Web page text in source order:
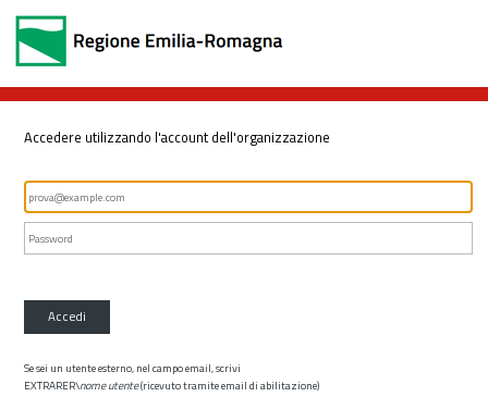
Accedere utilizzando l'account dell'organizzazione
Accedi
Se sei un utente esterno, nel campo email, scrivi
EXTRARER\nome utente(ricevuto tramite email di abilitazione)